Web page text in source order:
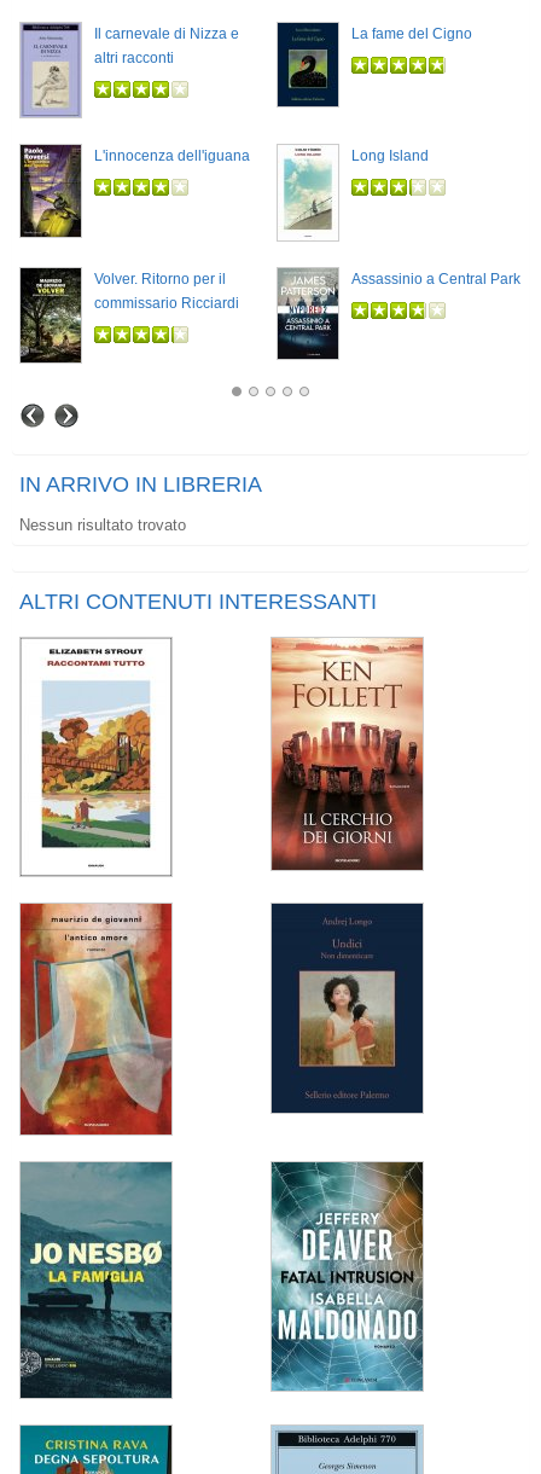
Il carnevale di Nizza e
altri racconti
La fame del Cigno
L'innocenza dell'iguana Long Island
Volver. Ritorno per il
commissario Ricciardi
Assassinio a Central Park
IN ARRIVO IN LIBRERIA
Nessun risultato trovato
ALTRI CONTENUTI INTERESSANTI